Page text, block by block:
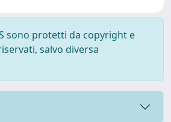
sono protetti da copyright e
salvo diversa